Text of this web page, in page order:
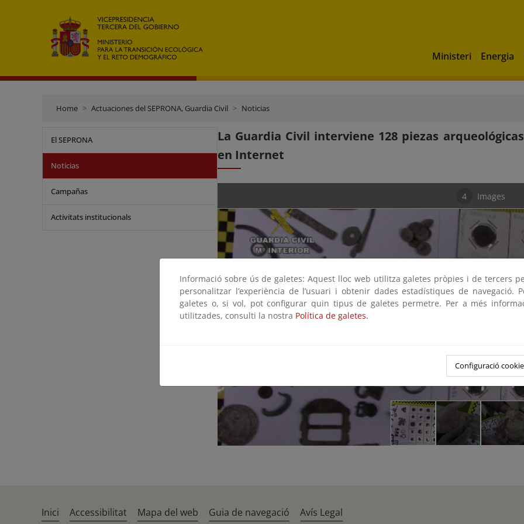
Ministeri Energia
Home Actuaciones del SEPRONA, Guardia Civil Noticias
El SEPRONA
Noticias
Campañas
Activitats institucionals
La Guardia Civil interviene 128 piezas
en Internet
4 Images
Informació sobre ús de galetes: Aquest lloc web utilitza galetes pròpies i de tercers
personalitzar l’experiència de l’usuari i obtenir dades estadístiques de navegació.
galetes o, si vol, pot configurar quin tipus de galetes permetre. Per a més
utilitzades, consulti la nostra Política de galetes.
Configuració
Inici Accessibilitat Mapa del web Guia de navegació Avís Legal